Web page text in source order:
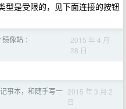
型是受限的，见下面连接的按钮
像站 ：
2015 年 4 月
28 日
事本，和随手写一 2015 年 3 月 2
日